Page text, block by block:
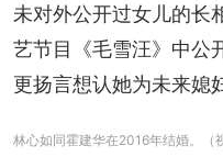
未对外公开过女儿的长
艺节目《毛雪汪》中公
更扬言想认她为未来媳
林心如同霍建华在2016年结婚。（